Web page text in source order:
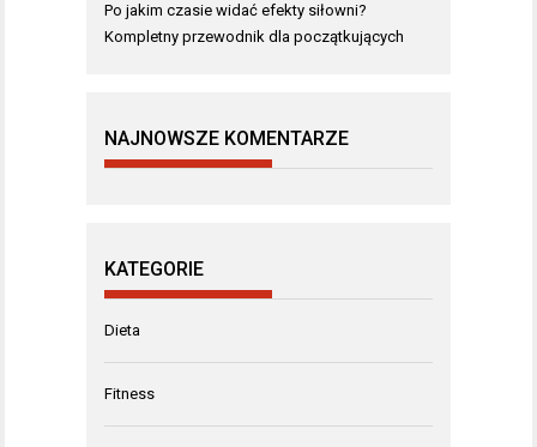
Po jakim czasie widać efekty siłowni?
Kompletny przewodnik dla początkujących
NAJNOWSZE KOMENTARZE
KATEGORIE
Dieta
Fitness